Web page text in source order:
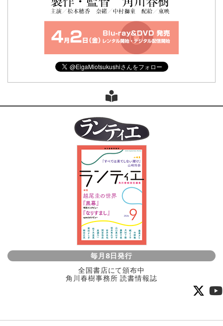
毎月8日発行
全国書店にて頒布中
角川春樹事務所 読書情報誌